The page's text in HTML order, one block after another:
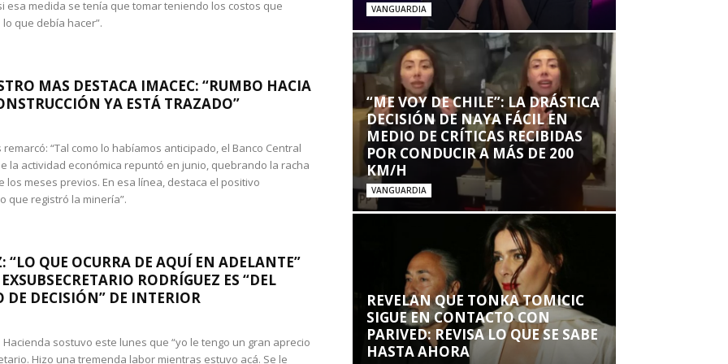
esa medida se tenía que tomar teniendo los costos que
que debía hacer”.
MAS DESTACA IMACEC: “RUMBO HACIA
YA ESTÁ TRAZADO”
remarcó: “Tal como lo habíamos anticipado, el Banco Central
la actividad económica repuntó en junio, quebrando la racha
los meses previos. En esa línea, destaca el positivo
que registró la minería”.
“LO QUE OCURRA DE AQUÍ EN ADELANTE”
RODRÍGUEZ ES “DEL
DE DECISIÓN” DE INTERIOR
Hacienda sostuvo este lunes que “yo le tengo un gran aprecio
Hizo una tremenda labor mientras estuvo acá. Se le
VANGUARDIA
“ME VOY DE CHILE”: LA DRÁSTICA
DECISIÓN DE NAYA FÁCIL EN
MEDIO DE CRÍTICAS RECIBIDAS
POR CONDUCIR A MÁS DE 200
KM/H
VANGUARDIA
REVELAN QUE TONKA TOMICIC
SIGUE EN CONTACTO CON
PARIVED: REVISA LO QUE SE SABE
HASTA AHORA